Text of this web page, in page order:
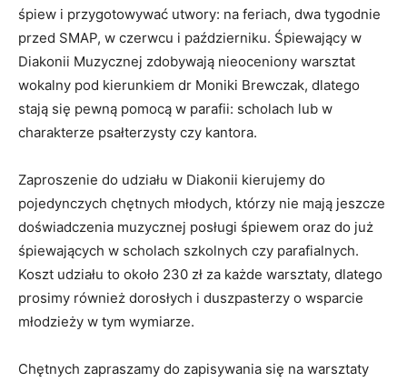
śpiew i przygotowywać utwory: na feriach, dwa tygodnie
przed SMAP, w czerwcu i październiku. Śpiewający w
Diakonii Muzycznej zdobywają nieoceniony warsztat
wokalny pod kierunkiem dr Moniki Brewczak, dlatego
stają się pewną pomocą w parafii: scholach lub w
charakterze psałterzysty czy kantora.
Zaproszenie do udziału w Diakonii kierujemy do
pojedynczych chętnych młodych, którzy nie mają jeszcze
doświadczenia muzycznej posługi śpiewem oraz do już
śpiewających w scholach szkolnych czy parafialnych.
Koszt udziału to około 230 zł za każde warsztaty, dlatego
prosimy również dorosłych i duszpasterzy o wsparcie
młodzieży w tym wymiarze.
Chętnych zapraszamy do zapisywania się na warsztaty